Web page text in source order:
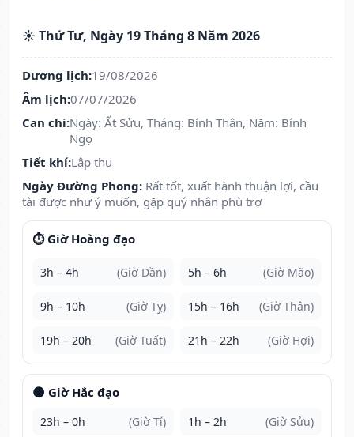
☀️ Thứ Tư, Ngày 19 Tháng 8 Năm 2026
Dương lịch:19/08/2026
Âm lịch:07/07/2026
Can chi:Ngày: Ất Sửu, Tháng: Bính Thân, Năm: Bính
Ngọ
Tiết khí:Lập thu
Ngày Đường Phong: Rất tốt, xuất hành thuận lợi, cầu
tài được như ý muốn, gặp quý nhân phù trợ
⏱️ Giờ Hoàng đạo
3h – 4h (Giờ Dần) 5h – 6h (Giờ Mão)
9h – 10h (Giờ Tỵ) 15h – 16h (Giờ Thân)
19h – 20h (Giờ Tuất) 21h – 22h (Giờ Hợi)
🌑 Giờ Hắc đạo
23h – 0h (Giờ Tí) 1h – 2h (Giờ Sửu)